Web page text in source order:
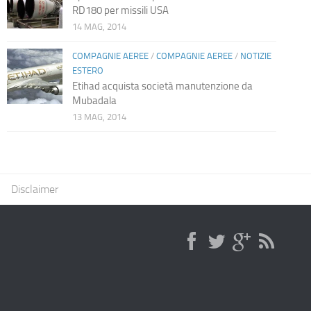
RD180 per missili USA
14 MAG, 2014
COMPAGNIE AEREE/ COMPAGNIE AEREE/ NOTIZIE
ESTERO
Etihad acquista società manutenzione da
Mubadala
13 MAG, 2014
Disclaimer